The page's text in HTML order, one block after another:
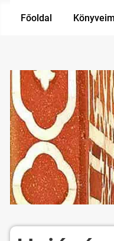
Főoldal Könyveim